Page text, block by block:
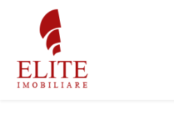
ELITE
Main Nav